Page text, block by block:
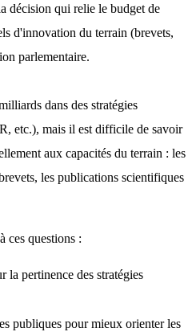
décision qui relie le budget de
d'innovation du terrain (brevets,
parlementaire.
dans des stratégies
etc.), mais il est difficile de savoir
aux capacités du terrain : les
les publications scientifiques
ces questions :
la pertinence des stratégies
publiques pour mieux orienter les